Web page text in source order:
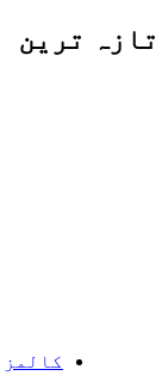
تازہ ترین
کالمز